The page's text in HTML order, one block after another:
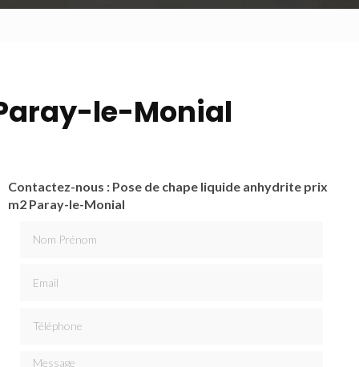
le-Monial
Contactez-nous : Pose de chape liquide anhydrite prix
m2 Paray-le-Monial
Message